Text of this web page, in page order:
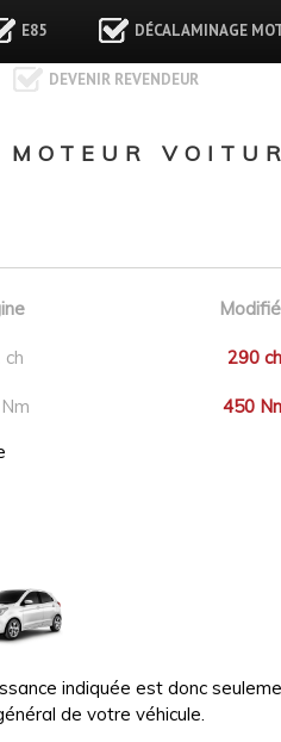
E85 DÉCALAMINAGE
DEVENIR REVENDEUR
MOTEUR
ch 290 ch
450
indiquée est donc
de votre véhicule.